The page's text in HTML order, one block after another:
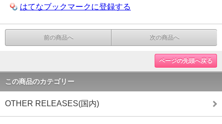
はてなブックマークに登録する
前の商品へ 次の商品へ
ページの先頭へ戻る
この商品のカテゴリー
OTHER RELEASES(国内)